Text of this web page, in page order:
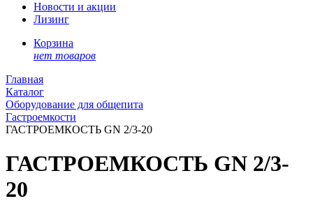
Новости и акции
Лизинг
Корзина
нет товаров
Главная
Каталог
Оборудование для общепита
Гастроемкости
ГАСТРОЕМКОСТЬ GN 2/3-20
ГАСТРОЕМКОСТЬ GN 2/3-
20